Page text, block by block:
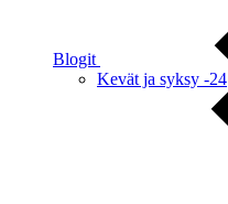
Blogit
Kevät ja syksy -24